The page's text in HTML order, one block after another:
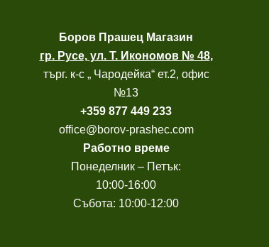
Боров Прашец Магазин
гр. Русе, ул. Т. Икономов № 48,
търг. к-с „ Чародейка“ ет.2, офис
№13
+359 877 449 233
office@borov-prashec.com
Работно време
Понеделник – Петък:
10:00-16:00
Събота: 10:00-12:00